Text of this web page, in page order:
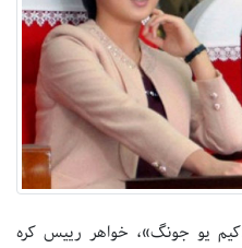
یو جونگ»، خواهر رییس کره